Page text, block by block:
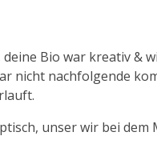
Bio war kreativ &
nicht nachfolgende
unser wir bei